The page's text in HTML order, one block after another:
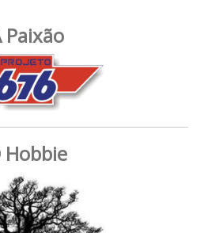
Paixão
Hobbie